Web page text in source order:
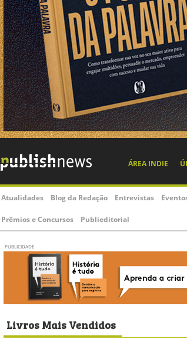
ÁREA INDIE
Atualidades Blog da Redação Entrevistas
Prêmios e Concursos Publieditorial
PUBLICIDADE
Livros Mais Vendidos